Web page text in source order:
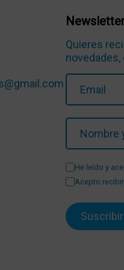
Quieres
He leído y
Acepto